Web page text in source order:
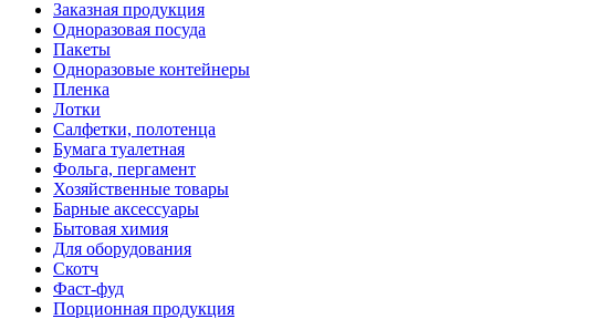
Заказная продукция
Одноразовая посуда
Пакеты
Одноразовые контейнеры
Пленка
Лотки
Салфетки, полотенца
Бумага туалетная
Фольга, пергамент
Хозяйственные товары
Барные аксессуары
Бытовая химия
Для оборудования
Скотч
Фаст-фуд
Порционная продукция